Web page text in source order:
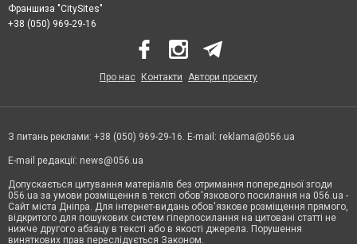
Франшиза "CitySites"
+38 (050) 969-29-16
Про нас Контакти Автори проєкту
З питань реклами: +38 (050) 969-29-16. E-mail: reklama@056.ua
E-mail редакції: news@056.ua
Допускається цитування матеріалів без отримання попередньої згоди
056.ua за умови розміщення в тексті обов'язкового посилання на 056.ua -
Сайт міста Дніпра. Для інтернет-видань обов'язкове розміщення прямого,
відкритого для пошукових систем гіперпосилання на цитовані статті не
нижче другого абзацу в тексті або в якості джерела. Порушення
виняткових прав переслідується Законом.